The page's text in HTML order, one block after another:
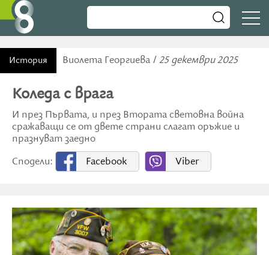
История Виолета Георгиева / 25 декември 2025
Коледа с врага
И през Първата, и през Втората световна война
сражаващи се от двете страни слагат оръжие и
празнуват заедно
Сподели:
Facebook Viber